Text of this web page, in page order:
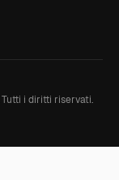
Tutti i diritti riservati.